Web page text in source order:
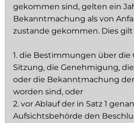
gekommen sind, gelten ein
Bekanntmachung als von
zustande gekommen. Dies
1. die Bestimmungen über
Sitzung, die Genehmigung,
oder die Bekanntmachung
worden sind, oder
2. vor Ablauf der in Satz 1
Aufsichtsbehörde den